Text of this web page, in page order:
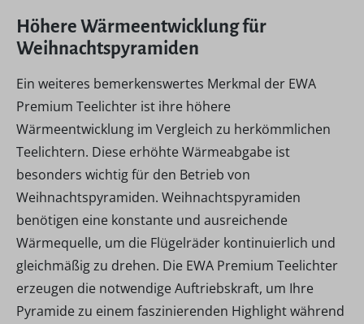
Höhere Wärmeentwicklung für
Weihnachtspyramiden
Ein weiteres bemerkenswertes Merkmal der EWA
Premium Teelichter ist ihre höhere
Wärmeentwicklung im Vergleich zu herkömmlichen
Teelichtern. Diese erhöhte Wärmeabgabe ist
besonders wichtig für den Betrieb von
Weihnachtspyramiden. Weihnachtspyramiden
benötigen eine konstante und ausreichende
Wärmequelle, um die Flügelräder kontinuierlich und
gleichmäßig zu drehen. Die EWA Premium Teelichter
erzeugen die notwendige Auftriebskraft, um Ihre
Pyramide zu einem faszinierenden Highlight während